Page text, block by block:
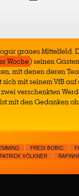
graues Mittelfeld.
Woche) seinen
mit denen deren
sich mit seinem VfB auf
verschenkten
mit den Gedanken
FREDI BOBIC
PATRICK VÖLKNER